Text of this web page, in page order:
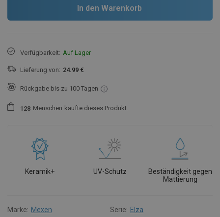
In den Warenkorb
Verfügbarkeit: Auf Lager
Lieferung von: 24.99 €
Rückgabe bis zu 100 Tagen
1 28 Menschen kaufte dieses Produkt.
Keramik+ UV-Schutz
Beständigkeit gegen
Mattierung
Marke: Mexen Serie: Elza